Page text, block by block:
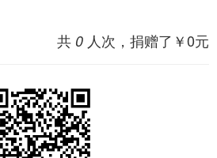
共 0 人次，捐赠了￥0元